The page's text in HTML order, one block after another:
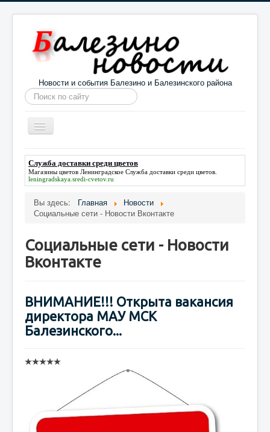
Новости и события Балезино и Балезинского района
Искать...
Toggle
Navigation
Главная
Погода в Балезино Новости
Информация Галерея
Служба доставки среди цветов
Магазины цветов Ленинградское Служба доставки среди цветов
leningradskaya.sredi-cvetov.ru
Вы здесь: Главная
Новости
Социальные сети - Новости Вконтакте
Социальные сети - Новости
Вконтакте
ВНИМАНИЕ!!! Открыта вакансия
директора МАУ МСК
Балезинского...